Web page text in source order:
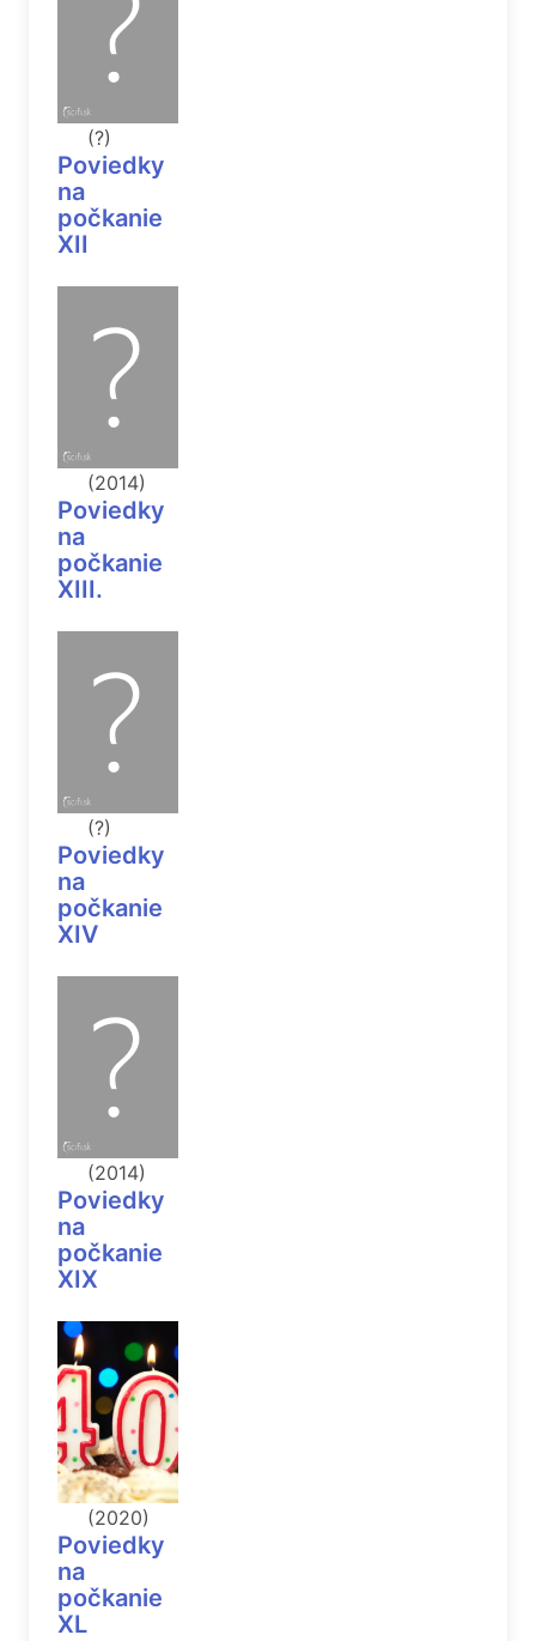
(?)
Poviedky
na
počkanie
XII
(2014)
Poviedky
na
počkanie
XIII.
(?)
Poviedky
na
počkanie
XIV
(2014)
Poviedky
na
počkanie
XIX
(2020)
Poviedky
na
počkanie
XL